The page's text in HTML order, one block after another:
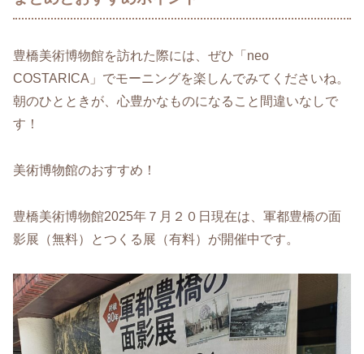
豊橋美術博物館を訪れた際には、ぜひ「neo
COSTARICA」でモーニングを楽しんでみてくださいね。
朝のひとときが、心豊かなものになること間違いなしで
す！
美術博物館のおすすめ！
豊橋美術博物館2025年７月２０日現在は、軍都豊橋の面
影展（無料）とつくる展（有料）が開催中です。